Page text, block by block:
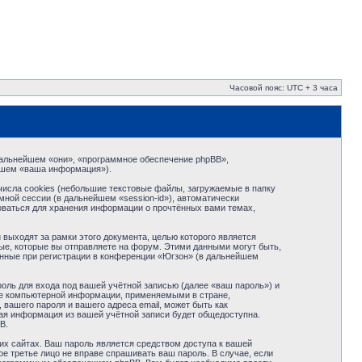
Часовой пояс: UTC + 3 часа
«они», «программное обеспечение phpBB»,
«ваша информация»).
cookies (небольшие текстовые файлы, загружаемые в папку
сессии (в дальнейшем «session-id»), автоматически
для хранения информации о прочтённых вами темах,
за рамки этого документа, целью которого является
которые вы отправляете на форум. Этими данными могут быть,
при регистрации в конференции «Югзон» (в дальнейшем
для входа под вашей учётной записью (далее «ваш пароль») и
компьютерной информации, применяемыми в стране,
пароля и вашего адреса email, может быть как
информация из вашей учётной записи будет общедоступна.
сайтах. Ваш пароль является средством доступа к вашей
третье лицо не вправе спрашивать ваш пароль. В случае, если